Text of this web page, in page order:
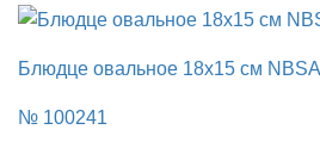
Блюдце овальное 18x15 см
№ 100241